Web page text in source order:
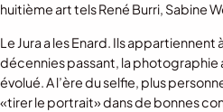
huitième art tels René Burri, Sabine
Le Jura a les Enard. Ils appartiennent
décennies passant, la
évolué. A l’ère du selfie, plus
«tirer le portrait» dans de bonnes